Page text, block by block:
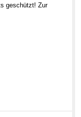
geschützt! Zur